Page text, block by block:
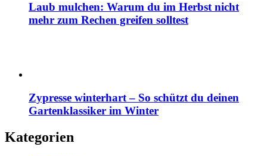
Laub mulchen: Warum du im Herbst nicht
mehr zum Rechen greifen solltest
Zypresse winterhart – So schützt du deinen
Gartenklassiker im Winter
Kategorien